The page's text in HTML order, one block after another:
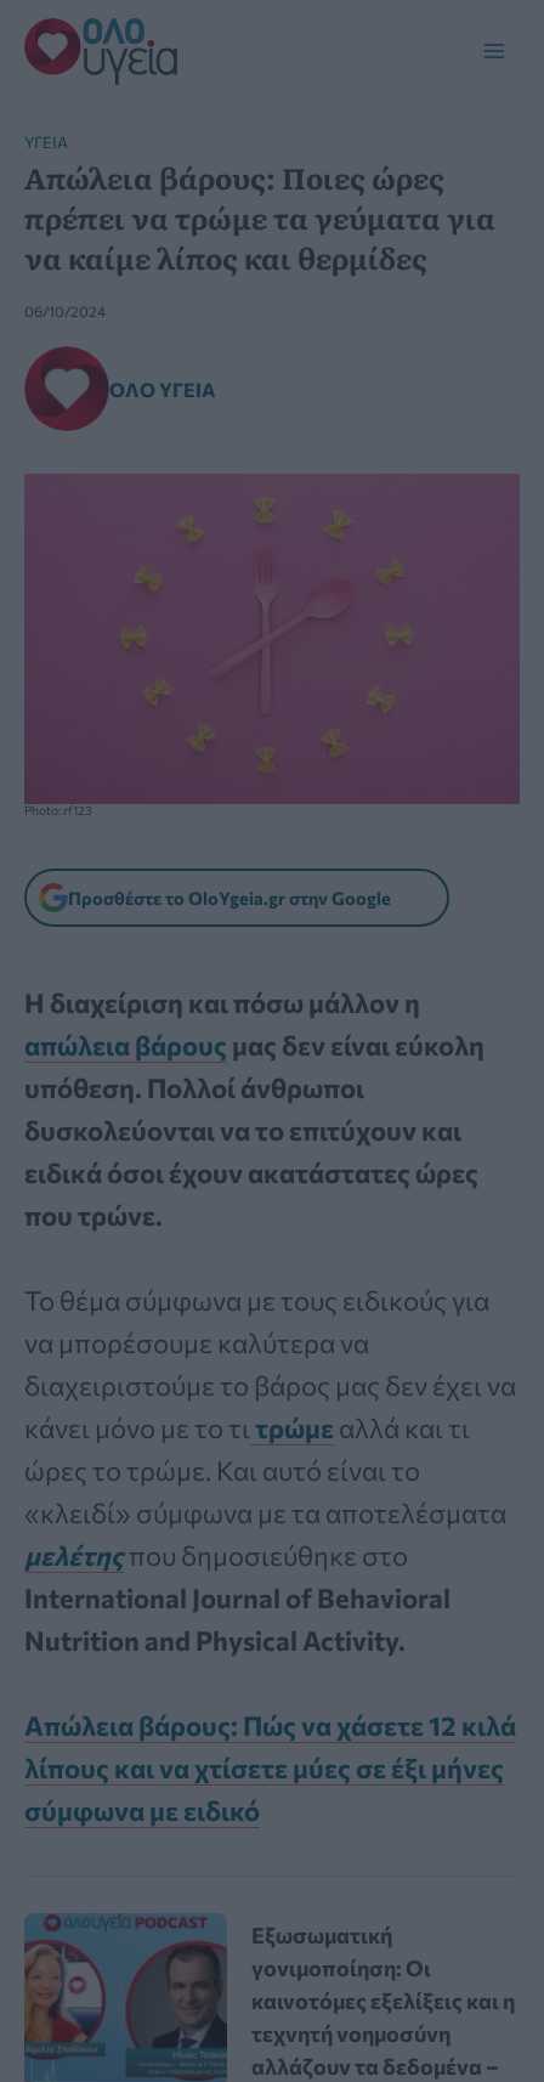
Μετάβαση
στο
περιεχόμενο
YΓΕΊΑ
Απώλεια βάρους: Ποιες ώρες
πρέπει να τρώμε τα γεύματα για
να καίμε λίπος και θερμίδες
06/10/2024
ΌΛΟ ΥΓΕΊΑ
Photo: rf123
Προσθέστε το OloYgeia.gr στην Google
Η διαχείριση και πόσω μάλλον η
απώλεια βάρους μας δεν είναι εύκολη
υπόθεση. Πολλοί άνθρωποι
δυσκολεύονται να το επιτύχουν και
ειδικά όσοι έχουν ακατάστατες ώρες
που τρώνε.
Το θέμα σύμφωνα με τους ειδικούς για
να μπορέσουμε καλύτερα να
διαχειριστούμε το βάρος μας δεν έχει να
κάνει μόνο με το τι τρώμε αλλά και τι
ώρες το τρώμε. Και αυτό είναι το
«κλειδί» σύμφωνα με τα αποτελέσματα
μελέτηςπου δημοσιεύθηκε στο
International Journal of Behavioral
Nutrition and Physical Activity.
Απώλεια βάρους: Πώς να χάσετε 12 κιλά
λίπους και να χτίσετε μύες σε έξι μήνες
σύμφωνα με ειδικό
Εξωσωματική
γονιμοποίηση: Οι
καινοτόμες εξελίξεις και η
τεχνητή νοημοσύνη
αλλάζουν τα δεδομένα –